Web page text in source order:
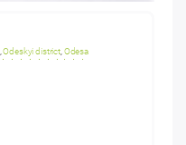
,Odeskyi district, Odesa